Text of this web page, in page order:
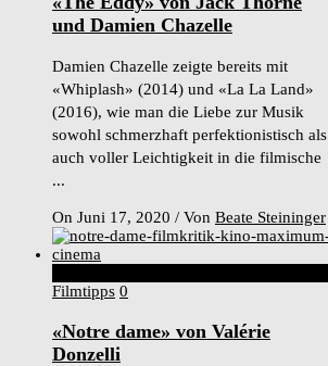
und Damien Chazelle
Damien Chazelle zeigte bereits mit
«Whiplash» (2014) und «La La Land»
(2016), wie man die Liebe zur Musik
sowohl schmerzhaft perfektionistisch als
auch voller Leichtigkeit in die filmische
...
On Juni 17, 2020 / Von Beate Steininger
Filmtipps 0
«Notre dame» von Valérie
Donzelli